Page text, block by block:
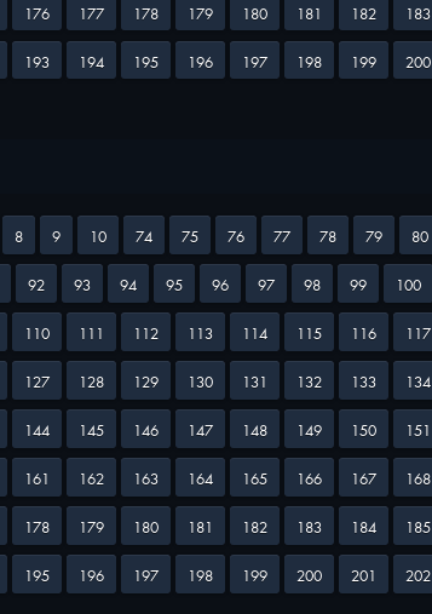
176 177 178 179 180 181 182 183
193 194 195 196 197 198 199 200
8 9 10 74 75 76 77 78 79 80
92 93 94 95 96 97 98 99 100
110 111 112 113 114 115 116 117
127 128 129 130 131 132 133 134
144 145 146 147 148 149 150 151
161 162 163 164 165 166 167 168
178 179 180 181 182 183 184 185
195 196 197 198 199 200 201 202